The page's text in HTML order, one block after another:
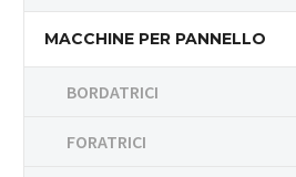
MACCHINE PER PANNELLO
BORDATRICI
FORATRICI